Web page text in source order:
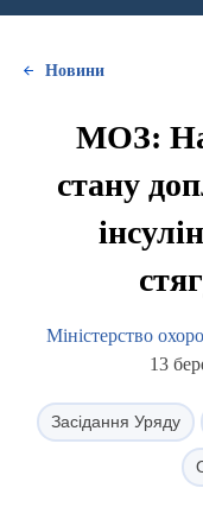
Новини
МОЗ: На
стану
Міністерство
13
Засідання Уряду